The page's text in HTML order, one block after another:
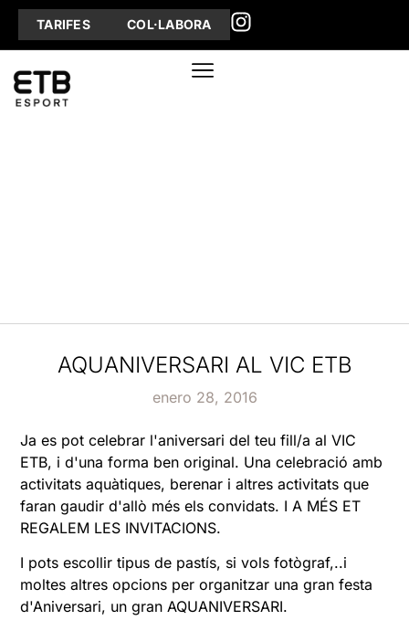
TARIFES COL·LABORA
AQUANIVERSARI AL VIC ETB
enero 28, 2016
Ja es pot celebrar l'aniversari del teu fill/a al VIC
ETB, i d'una forma ben original. Una celebració amb
activitats aquàtiques, berenar i altres activitats que
faran gaudir d'allò més els convidats. I A MÉS ET
REGALEM LES INVITACIONS.
I pots escollir tipus de pastís, si vols fotògraf,..i
moltes altres opcions per organitzar una gran festa
d'Aniversari, un gran AQUANIVERSARI.